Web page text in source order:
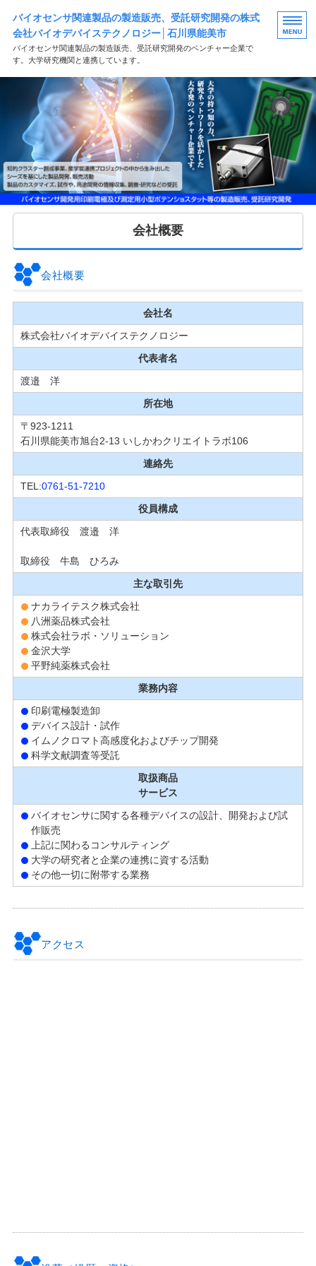
バイオセンサ関連製品の製造販売、受託研究開発の株式
会社バイオデバイステクノロジー│石川県能美市
バイオセンサ関連製品の製造販売、受託研究開発のベンチャー企業で
す。大学研究機関と連携しています。
HOME
製品案内
研究・開発受託案内
会社概要
お問い合わせ
会社概要
会社概要
会社名
株式会社バイオデバイステクノロジー
代表者名
渡邉 洋
所在地
〒923-1211
石川県能美市旭台2-13 いしかわクリエイトラボ106
連絡先
TEL:0761-51-7210
役員構成
代表取締役 渡邉 洋
取締役 牛島 ひろみ
主な取引先
ナカライテスク株式会社
八洲薬品株式会社
株式会社ラボ・ソリューション
金沢大学
平野純薬株式会社
業務内容
印刷電極製造卸
デバイス設計・試作
イムノクロマト高感度化およびチップ開発
科学文献調査等受託
取扱商品
サービス
バイオセンサに関する各種デバイスの設計、開発および試
作販売
上記に関わるコンサルティング
大学の研究者と企業の連携に資する活動
その他一切に附帯する業務
アクセス